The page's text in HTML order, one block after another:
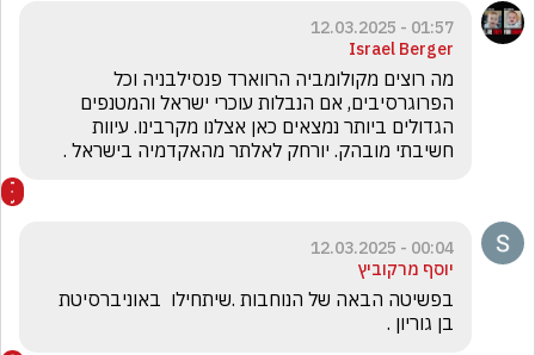
01:57 - 12.03.2025
Israel Berger
חשיבתי מובהק. יורחק לאלתר מהאקדמיה בישראל .
00:04 - 12.03.2025
יוסף מרקוביץ
בן גוריון .